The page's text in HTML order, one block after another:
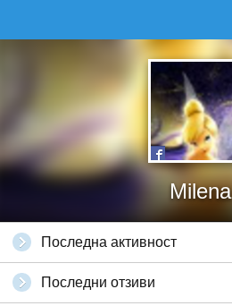
Milena
Последна активност
Последни отзиви